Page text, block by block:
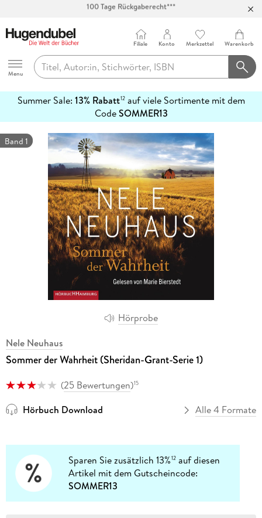
Abholung in über 100 Filialen
Hugendubel
Menu
Filiale Konto Merkzettel Warenkorb
Summer Sale: 13% Rabatt12auf viele Sortimente mit dem
CodeSOMMER13
erfahren
Hörprobe
Band 1
Nele Neuhaus
Sommer der Wahrheit (Sheridan-Grant-Serie 1)
(25 Bewertungen)15
Hörbuch Download Alle 4 Formate
Sparen Sie zusätzlich 13%12 auf diesen
Artikel mit dem Gutscheincode:
SOMMER13